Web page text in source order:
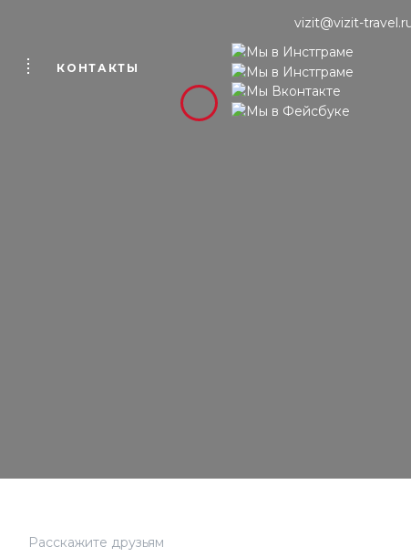
КОНТАКТЫ
vizit@vizit-
Расскажите друзьям